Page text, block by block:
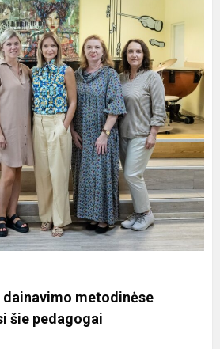
metodinėse
šie pedagogai